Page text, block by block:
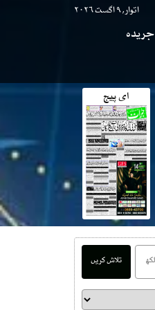
اتوار, ۹ اگست ۲۰۲۶
جریدہ
ای پیج
تلاش کریں